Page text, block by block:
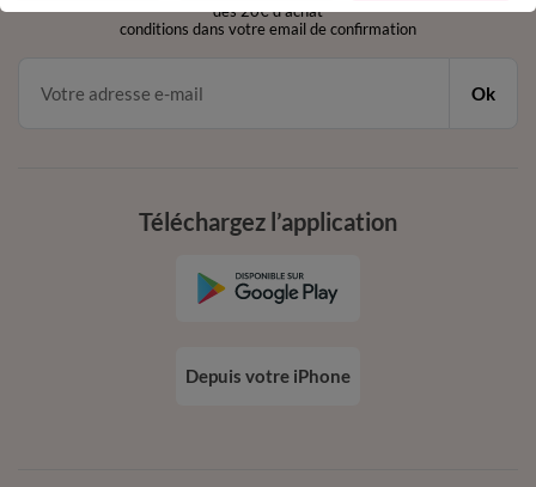
dès 20€ d’achat
conditions dans votre email de confirmation
Ok
Téléchargez l’application
Depuis votre iPhone